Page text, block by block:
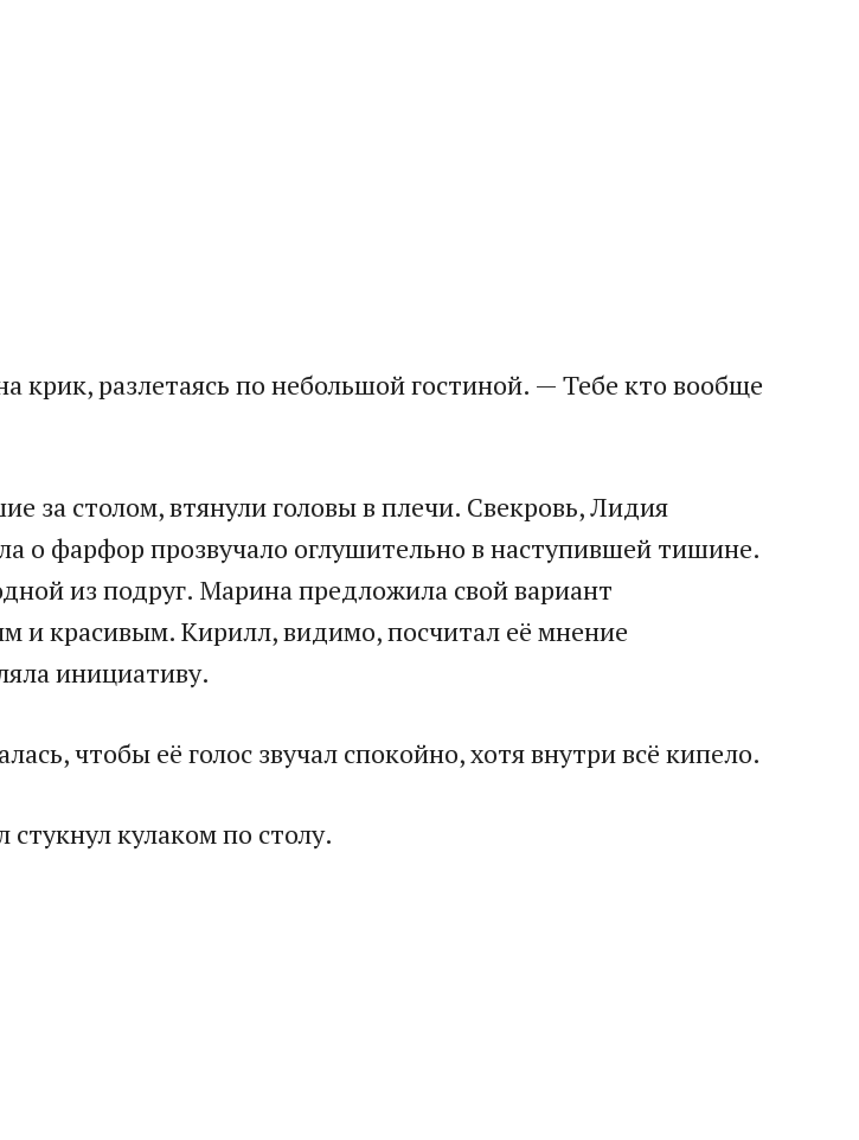
крик, разлетаясь по небольшой гостиной. — Тебе кто вообще
за столом, втянули головы в плечи. Свекровь, Лидия
о фарфор прозвучало оглушительно в наступившей тишине.
из подруг. Марина предложила свой вариант
и красивым. Кирилл, видимо, посчитал её мнение
инициативу.
чтобы её голос звучал спокойно, хотя внутри всё кипело.
кулаком по столу.